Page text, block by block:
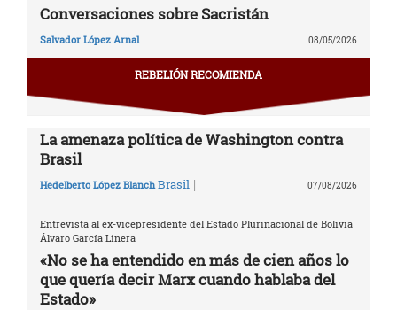
Conversaciones sobre Sacristán
Salvador López Arnal 08/05/2026
REBELIÓN RECOMIENDA
La amenaza política de Washington contra
Brasil
Hedelberto López Blanch Brasil | 07/08/2026
Entrevista al ex-vicepresidente del Estado Plurinacional de Bolivia
Álvaro García Linera
«No se ha entendido en más de cien años lo
que quería decir Marx cuando hablaba del
Estado»